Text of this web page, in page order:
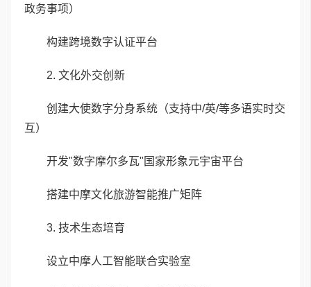
政务事项）
构建跨境数字认证平台
2. 文化外交创新
创建大使数字分身系统（支持中/英/等多语实时交
互）
开发"数字摩尔多瓦"国家形象元宇宙平台
搭建中摩文化旅游智能推广矩阵
3. 技术生态培育
设立中摩人工智能联合实验室